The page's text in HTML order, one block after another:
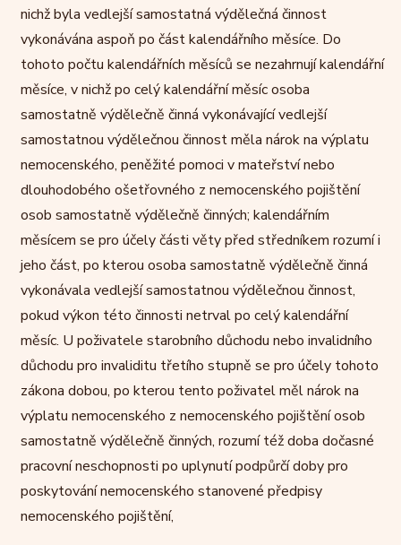
nichž byla vedlejší samostatná výdělečná činnost
vykonávána aspoň po část kalendářního měsíce. Do
tohoto počtu kalendářních měsíců se nezahrnují kalendářní
měsíce, v nichž po celý kalendářní měsíc osoba
samostatně výdělečně činná vykonávající vedlejší
samostatnou výdělečnou činnost měla nárok na výplatu
nemocenského, peněžité pomoci v mateřství nebo
dlouhodobého ošetřovného z nemocenského pojištění
osob samostatně výdělečně činných; kalendářním
měsícem se pro účely části věty před středníkem rozumí i
jeho část, po kterou osoba samostatně výdělečně činná
vykonávala vedlejší samostatnou výdělečnou činnost,
pokud výkon této činnosti netrval po celý kalendářní
měsíc. U poživatele starobního důchodu nebo invalidního
důchodu pro invaliditu třetího stupně se pro účely tohoto
zákona dobou, po kterou tento poživatel měl nárok na
výplatu nemocenského z nemocenského pojištění osob
samostatně výdělečně činných, rozumí též doba dočasné
pracovní neschopnosti po uplynutí podpůrčí doby pro
poskytování nemocenského stanovené předpisy
nemocenského pojištění,